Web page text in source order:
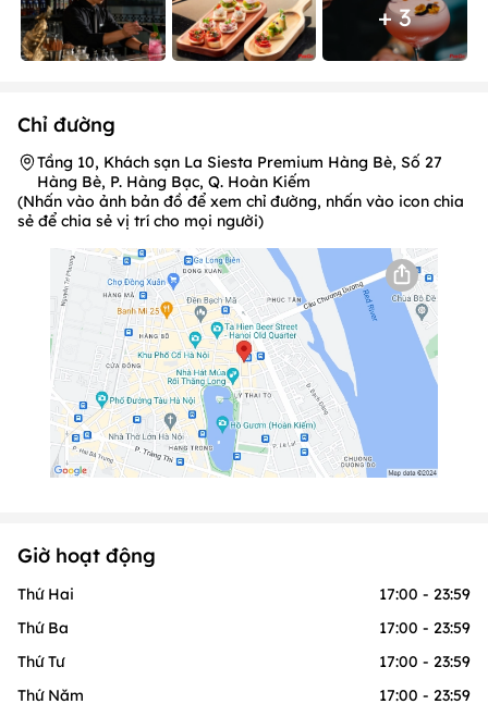
+ 3
Chỉ đường
Tầng 10, Khách sạn La Siesta Premium Hàng Bè, Số 27
Hàng Bè, P. Hàng Bạc, Q. Hoàn Kiếm
(Nhấn vào ảnh bản đồ để xem chỉ đường, nhấn vào icon chia
sẻ để chia sẻ vị trí cho mọi người)
Giờ hoạt động
Thứ Hai
17:00 - 23:59
Thứ Ba
17:00 - 23:59
Thứ Tư
17:00 - 23:59
Thứ Năm
17:00 - 23:59